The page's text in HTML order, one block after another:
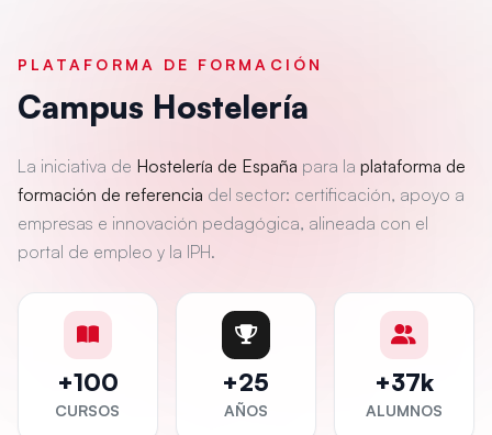
PLATAFORMA DE FORMACIÓN
Campus Hostelería
La iniciativa de Hostelería de España para la plataforma de
formación de referencia del sector: certificación, apoyo a
empresas e innovación pedagógica, alineada con el
portal de empleo y la IPH.
+100
CURSOS
+25
AÑOS
+37k
ALUMNOS